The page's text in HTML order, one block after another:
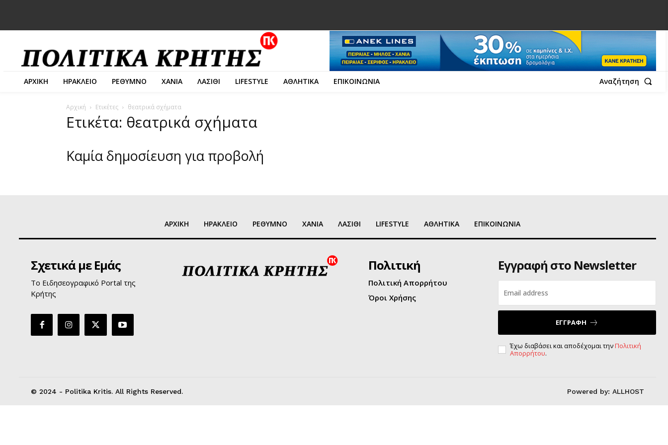
ΑΡΧΙΚΗ ΗΡΑΚΛΕΙΟ ΡΕΘΥΜΝΟ ΧΑΝΙΑ ΛΑΣΙΘΙ LIFESTYLE ΑΘΛΗΤΙΚΑ ΕΠΙΚΟΙΝΩΝΙΑ Αναζήτηση
Αρχική Ετικέτες θεατρικά σχήματα
Ετικέτα: θεατρικά σχήματα
Καμία δημοσίευση για προβολή
ΑΡΧΙΚΗ ΗΡΑΚΛΕΙΟ ΡΕΘΥΜΝΟ ΧΑΝΙΑ ΛΑΣΙΘΙ LIFESTYLE ΑΘΛΗΤΙΚΑ ΕΠΙΚΟΙΝΩΝΙΑ
Σχετικά με Εμάς
Το Ειδησεογραφικό Portal της
Κρήτης
Πολιτική
Πολιτική Απορρήτου
Όροι Χρήσης
Εγγραφή στο Newsletter
ΕΓΓΡΑΦΗ
Έχω διαβάσει και αποδέχομαι τηνΠολιτική
Απορρήτου.
© 2024 - Politika Kritis. All Rights Reserved. Powered by: ALLHOST